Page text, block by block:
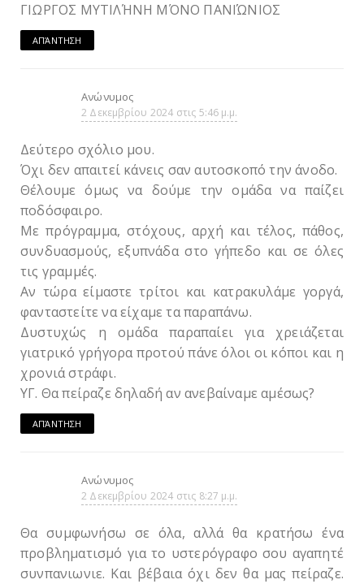
ΓΙΩΡΓΟΣ ΜΥΤΙΛΉΝΗ ΜΌΝΟ ΠΑΝΙΏΝΙΟΣ
ΑΠΆΝΤΗΣΗ
Ανώνυμος
2 Δεκεμβρίου 2024 στις 5:46 μ.μ.
Δεύτερο σχόλιο μου.
Όχι δεν απαιτεί κάνεις σαν αυτοσκοπό την άνοδο.
Θέλουμε όμως να δούμε την ομάδα να παίζει
ποδόσφαιρο.
Με πρόγραμμα, στόχους, αρχή και τέλος, πάθος,
συνδυασμούς, εξυπνάδα στο γήπεδο και σε όλες
τις γραμμές.
Αν τώρα είμαστε τρίτοι και κατρακυλάμε γοργά,
φανταστείτε να είχαμε τα παραπάνω.
Δυστυχώς η ομάδα παραπαίει για χρειάζεται
γιατρικό γρήγορα προτού πάνε όλοι οι κόποι και η
χρονιά στράφι.
ΥΓ. Θα πείραζε δηλαδή αν ανεβαίναμε αμέσως?
ΑΠΆΝΤΗΣΗ
Ανώνυμος
2 Δεκεμβρίου 2024 στις 8:27 μ.μ.
Θα συμφωνήσω σε όλα, αλλά θα κρατήσω ένα
προβληματισμό για το υστερόγραφο σου αγαπητέ
συνπανιωνιε. Και βέβαια όχι δεν θα μας πείραζε.